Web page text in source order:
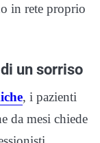
in rete proprio
un sorriso
, i pazienti
da mesi chiede